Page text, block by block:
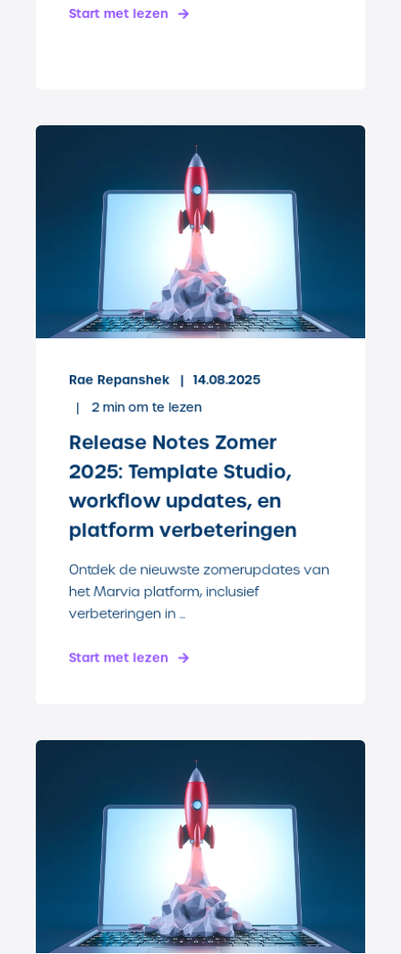
Start met lezen
Rae Repanshek 14.08.2025
2 min om te lezen
Release Notes Zomer
2025: Template Studio,
workflow updates, en
platform verbeteringen
Ontdek de nieuwste zomerupdates van
het Marvia platform, inclusief
verbeteringen in ...
Start met lezen